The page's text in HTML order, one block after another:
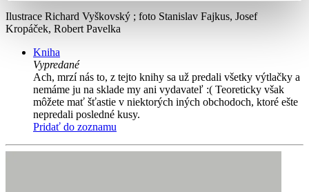
Ilustrace Richard Vyškovský ; foto Stanislav Fajkus, Josef
Kropáček, Robert Pavelka
Kniha
Vypredané
Ach, mrzí nás to, z tejto knihy sa už predali všetky výtlačky a
nemáme ju na sklade my ani vydavateľ :( Teoreticky však
môžete mať šťastie v niektorých iných obchodoch, ktoré ešte
nepredali posledné kusy.
Pridať do zoznamu